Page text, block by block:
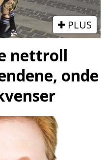
PLUS
nettroll
onde